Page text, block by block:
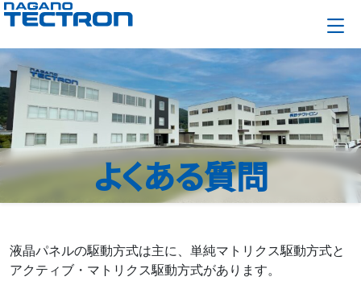
よくある質問
液晶パネルの駆動方式は主に、単純マトリクス駆動方式と
アクティブ・マトリクス駆動方式があります。